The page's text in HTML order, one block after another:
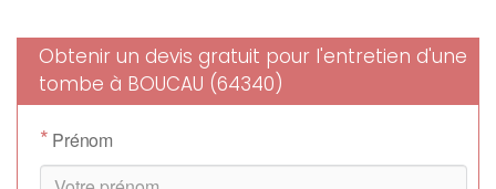
Obtenir un devis gratuit pour l'entretien d'une
tombe à BOUCAU (64340)
* Prénom